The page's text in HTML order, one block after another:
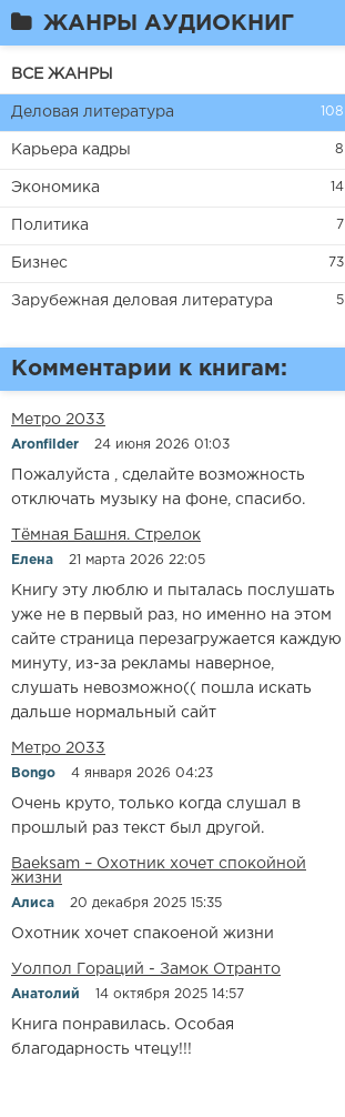
ЖАНРЫ АУДИОКНИГ
ВСЕ ЖАНРЫ
Деловая литература 108
Карьера кадры 8
Экономика 14
Политика 7
Бизнес 73
Зарубежная деловая литература 5
Комментарии к книгам:
Метро 2033
Aronfilder 24 июня 2026 01:03
Пожалуйста , сделайте возможность
отключать музыку на фоне, спасибо.
​​Тёмная Башня. Стрелок
Елена 21 марта 2026 22:05
Книгу эту люблю и пыталась послушать
уже не в первый раз, но именно на этом
сайте страница перезагружается каждую
минуту, из-за рекламы наверное,
слушать невозможно(( пошла искать
дальше нормальный сайт
Метро 2033
Bongo 4 января 2026 04:23
Очень круто, только когда слушал в
прошлый раз текст был другой.
Baeksam – Охотник хочет спокойной
жизни
Алиса 20 декабря 2025 15:35
Охотник хочет спакоеной жизни
Уолпол Гораций - Замок Отранто
Анатолий 14 октября 2025 14:57
Книга понравилась. Особая
благодарность чтецу!!!